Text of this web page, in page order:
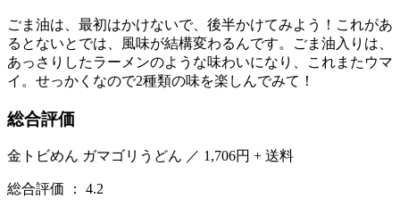
ごま油は、最初はかけないで、後半かけてみよう！これがあ
るとないとでは、風味が結構変わるんです。ごま油入りは、
あっさりしたラーメンのような味わいになり、これまたウマ
イ。せっかくなので2種類の味を楽しんでみて！
総合評価
金トビめん ガマゴリうどん ／ 1,706円 + 送料
総合評価 ： 4.2